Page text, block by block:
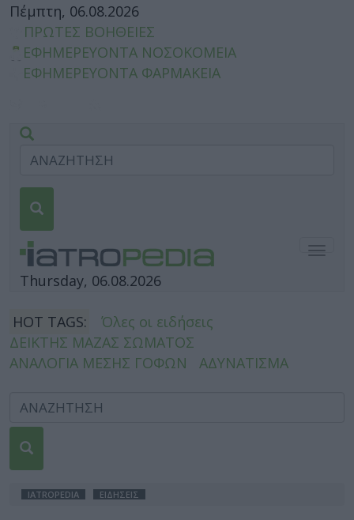
Πέμπτη, 06.08.2026
ΠΡΩΤΕΣ ΒΟΗΘΕΙΕΣ
ΕΦΗΜΕΡΕΥΟΝΤΑ ΝΟΣΟΚΟΜΕΙΑ
ΕΦΗΜΕΡΕΥΟΝΤΑ ΦΑΡΜΑΚΕΙΑ
Thursday, 06.08.2026
HOT TAGS:
Όλες οι ειδήσεις
ΔΕΙΚΤΗΣ ΜΑΖΑΣ ΣΩΜΑΤΟΣ
ΑΝΑΛΟΓΙΑ ΜΕΣΗΣ ΓΟΦΩΝ
ΑΔΥΝΑΤΙΣΜΑ
IATROPEDIA ΕΙΔΗΣΕΙΣ